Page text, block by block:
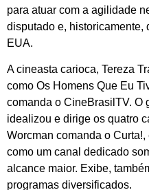
para atuar com a agilidade
disputado e, historicamente,
EUA.
A cineasta carioca, Tereza
como Os Homens Que Eu
comanda o CineBrasilTV. O
idealizou e dirige os quatro
Worcman comanda o
como um canal dedicado
alcance maior. Exibe,
programas diversificados.